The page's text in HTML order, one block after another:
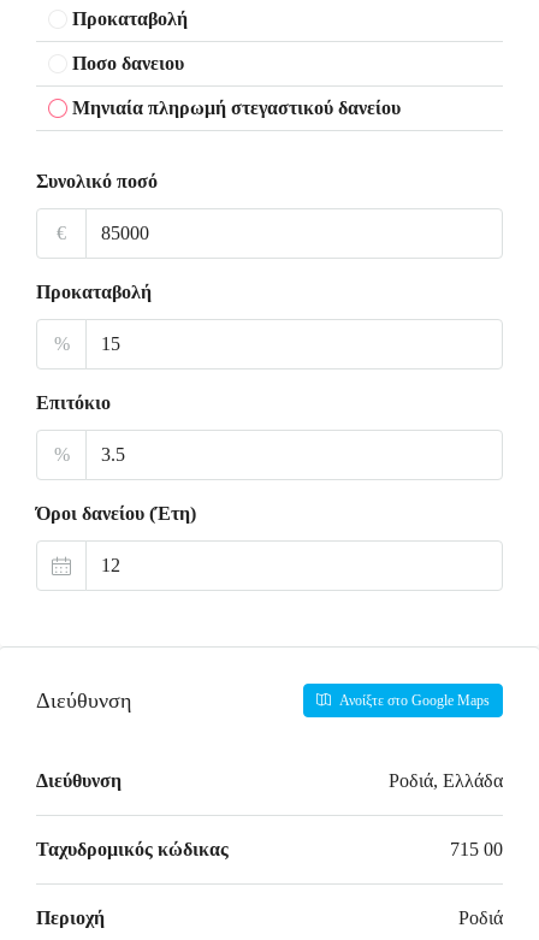
Προκαταβολή
Ποσο δανειου
Μηνιαία πληρωμή στεγαστικού δανείου
Συνολικό ποσό
€
Προκαταβολή
%
Επιτόκιο
%
Όροι δανείου (Έτη)
Διεύθυνση Ανοίξτε στο Google Maps
Διεύθυνση Ροδιά, Ελλάδα
Ταχυδρομικός κώδικας 715 00
Περιοχή Ροδιά